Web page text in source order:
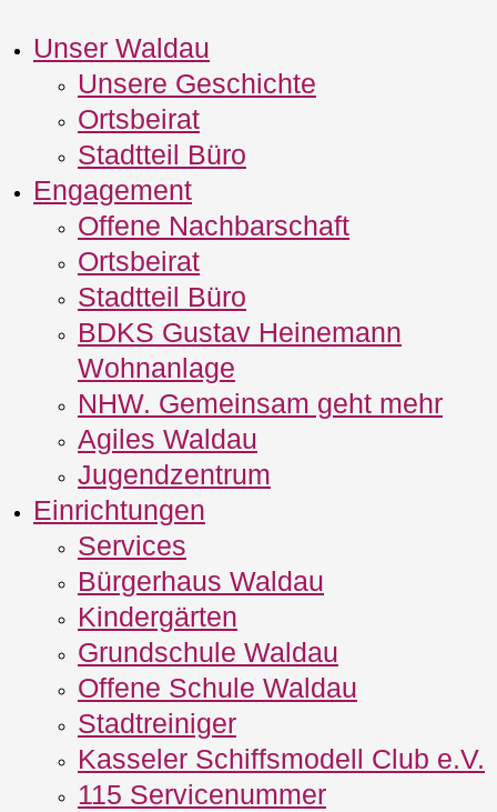
Unser Waldau
Unsere Geschichte
Ortsbeirat
Stadtteil Büro
Engagement
Offene Nachbarschaft
Ortsbeirat
Stadtteil Büro
BDKS Gustav Heinemann
Wohnanlage
NHW. Gemeinsam geht mehr
Agiles Waldau
Jugendzentrum
Einrichtungen
Services
Bürgerhaus Waldau
Kindergärten
Grundschule Waldau
Offene Schule Waldau
Stadtreiniger
Kasseler Schiffsmodell Club e.V.
115 Servicenummer